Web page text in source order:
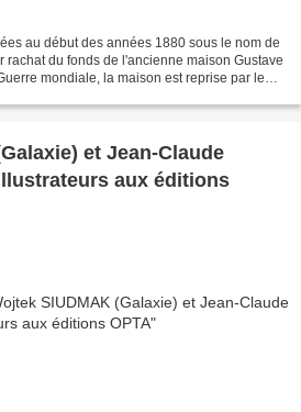
au début des années 1880 sous le nom de
rachat du fonds de l'ancienne maison Gustave
mondiale, la maison est reprise par le
et Jean-Claude
aux éditions